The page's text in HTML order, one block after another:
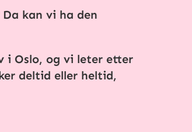
kan vi ha den
i Oslo, og vi leter etter
deltid eller heltid,